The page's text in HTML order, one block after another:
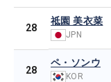
28
祗園 美衣菜
JPN
28
ペ・ソンウ
KOR